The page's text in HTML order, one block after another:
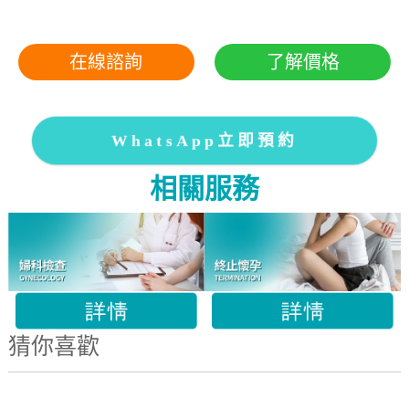
在線諮詢 了解價格
WhatsApp立即預約
相關服務
猜你喜歡